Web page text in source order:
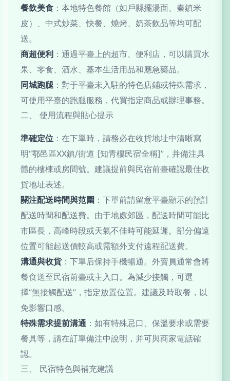
餐飲美食 ：本地特色餐館（如戶縣擺湯面、秦鎮米
皮）、中式炒菜、快餐、燒烤、奶茶飲品等均可配
送。
商超便利 ：通過平臺上的超市、便利店，可以購買水
果、零食、酒水、基本生活用品和應急藥品。
同城跑腿 ：對于平臺未入駐的特色店鋪或特殊需求，
可使用平臺的跑腿服務，代買指定商品或辦理事務。
二、 使用流程與貼心提示
準確定位 ：在下單時，請務必在收貨地址中清晰寫
明“鄠邑區XX鎮/街道 [知青樓民宿全稱]”，并備注具
體的樓棟或房間號。建議提前與民宿前臺確認最佳收
貨地址表述。
關注配送時間與范圍 ：下單前請留意平臺顯示的預計
配送時間和配送費。由于地處郊區，配送時間可能比
市區長，高峰時段或天氣不佳時可能延遲。部分偏遠
位置可能起送價較高或需額外支付遠程配送費。
溝通與收貨：下單后保持手機暢通。外賣員通常會將
餐食送至民宿前臺或主入口。為減少接觸，可選
擇“無接觸配送”，指定放置位置。建議及時取餐，以
免影響口感。
特殊需求提前溝通 ：如有特殊忌口、保溫要求或需要
餐具等，請在訂單備注中說明，并可與商家電話確
認。
三、 民宿特色與補充建議